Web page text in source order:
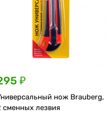
₽
нож Brauberg,
сменных лезвия